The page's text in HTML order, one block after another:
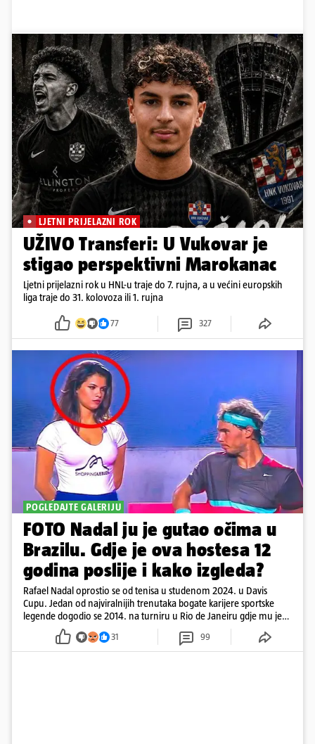
LJETNI PRIJELAZNI ROK
UŽIVO Transferi: U Vukovar je
stigao perspektivni Marokanac
Ljetni prijelazni rok u HNL-u traje do 7. rujna, a u većini europskih
liga traje do 31. kolovoza ili 1. rujna
77 327
POGLEDAJTE GALERIJU
FOTO Nadal ju je gutao očima u
Brazilu. Gdje je ova hostesa 12
godina poslije i kako izgleda?
Rafael Nadal oprostio se od tenisa u studenom 2024. u Davis
Cupu. Jedan od najviralnijih trenutaka bogate karijere sportske
legende dogodio se 2014. na turniru u Rio de Janeiru gdje mu je
pažnju odvlačila ljepotica iza klupe
31 99